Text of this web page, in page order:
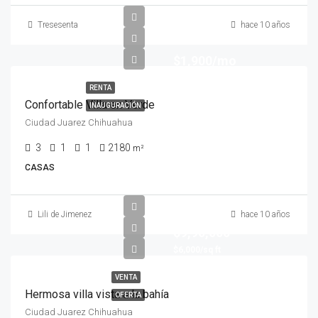
Tresesenta hace 10 años
RENTA
INAUGURACIÓN
Confortable Villa en Verde
Ciudad Juarez Chihuahua
3 1 1 2180 m²
CASAS
Lili de Jimenez hace 10 años
VENTA
OFERTA
Hermosa villa vista a la bahía
Ciudad Juarez Chihuahua